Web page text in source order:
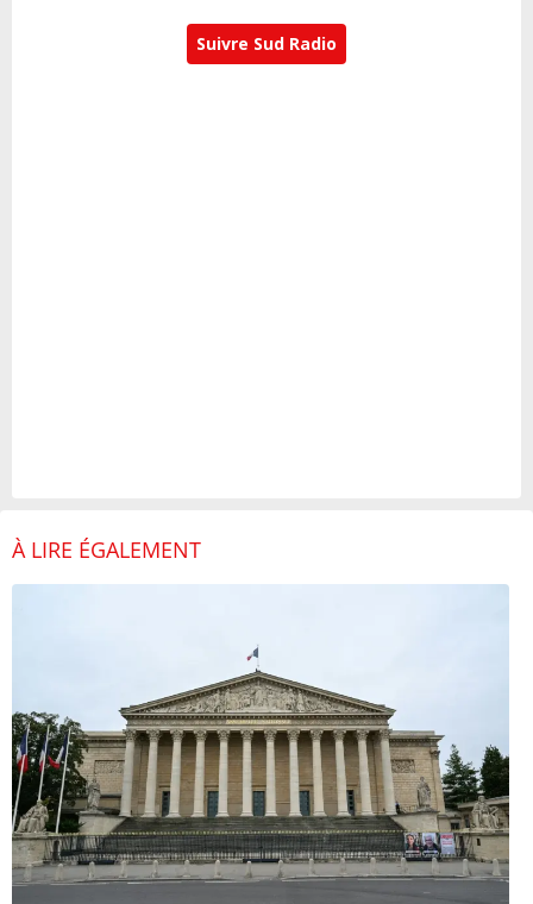
Suivre Sud Radio
À LIRE ÉGALEMENT